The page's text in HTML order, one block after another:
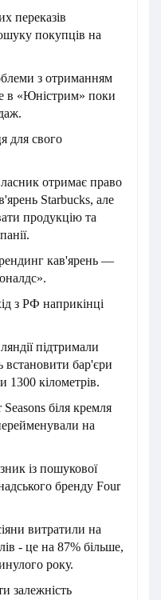
переказів
покупців на
з отриманням
в «Юністрим» поки
для свого
отримає право
Starbucks, але
продукцію та
кав'ярень —
з РФ наприкінці
підтримали
встановити бар'єри
1300 кілометрів.
біля кремля
на
із пошукової
бренду Four
витратили на
- це на 87% більше,
року.
залежність